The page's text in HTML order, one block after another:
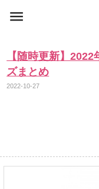
【随時更新】
ズまとめ
2022-10-27